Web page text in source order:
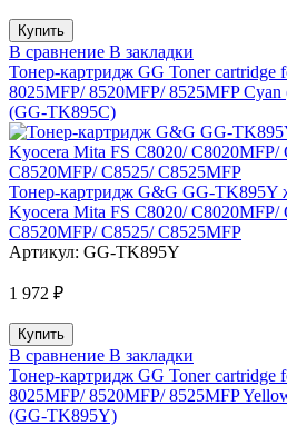
В сравнение В закладки
Тонер-картридж GG Toner cartridge
8025MFP/ 8520MFP/ 8525MFP Cyan
(GG-TK895C)
Тонер-картридж G&G GG-TK895Y
Kyocera Mita FS C8020/ C8020MFP/
C8520MFP/ C8525/ C8525MFP
Артикул: GG-TK895Y
1 972 ₽
В сравнение В закладки
Тонер-картридж GG Toner cartridge
8025MFP/ 8520MFP/ 8525MFP
(GG-TK895Y)